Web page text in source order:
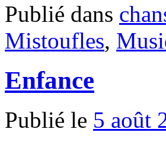
Publié dans
Mistoufles,
Enfance
Publié le 5 août